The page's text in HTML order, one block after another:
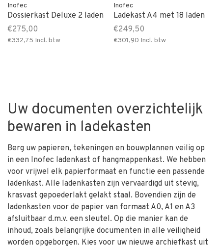
Inofec
Dossierkast Deluxe 2 laden
€275,00
€332,75 Incl. btw
Inofec
Ladekast A4 met 18 laden
€249,50
€301,90 Incl. btw
Uw documenten overzichtelijk
bewaren in ladekasten
Berg uw papieren, tekeningen en bouwplannen veilig op
in een Inofec ladenkast of hangmappenkast. We hebben
voor vrijwel elk papierformaat en functie een passende
ladenkast. Alle ladenkasten zijn vervaardigd uit stevig,
krasvast gepoederlakt gelakt staal. Bovendien zijn de
ladenkasten voor de papier van formaat A0, A1 en A3
afsluitbaar d.m.v. een sleutel. Op die manier kan de
inhoud, zoals belangrijke documenten in alle veiligheid
worden opgeborgen. Kies voor uw nieuwe archiefkast uit